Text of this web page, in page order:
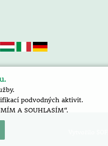
Vytvořilo
podvodných aktivit.
A SOUHLASÍM“.